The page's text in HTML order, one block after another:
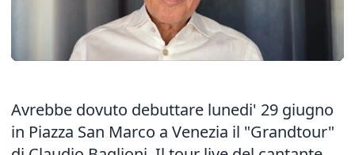
Avrebbe dovuto debuttare lunedi' 29 giugno
in Piazza San Marco a Venezia il "Grandtour"